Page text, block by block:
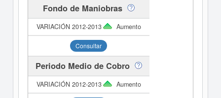
Fondo de Maniobras
Aumento
Consultar
Periodo Medio de Cobro
Aumento